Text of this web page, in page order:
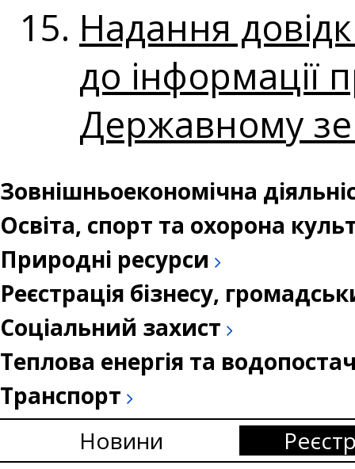
Надання
до інформації
Державному
Зовнішньоекономічна
Освіта, спорт та охорона
Природні ресурси
Реєстрація бізнесу,
Соціальний захист
Теплова енергія та
Транспорт
Новини